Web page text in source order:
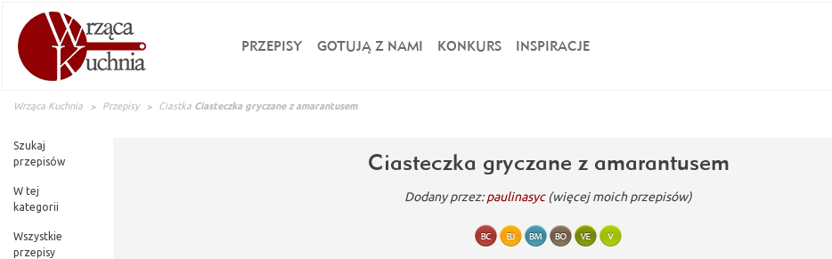
PRZEPISY GOTUJĄ Z NAMI KONKURS INSPIRACJE
Wrząca Kuchnia Przepisy Ciastka Ciasteczka gryczane z amarantusem
Szukaj
przepisów
W tej
kategorii
Wszystkie
przepisy
Ciasteczka gryczane z amarantusem
Dodany przez:paulinasyc (więcej moich przepisów)